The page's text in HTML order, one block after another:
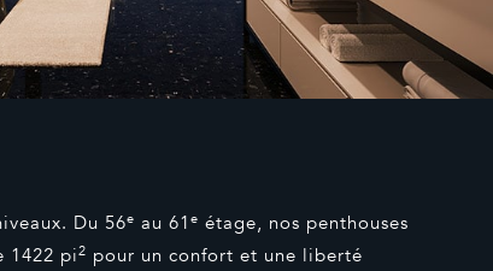
Du 56e au 61 e étage, nos penthouses
1422 pi2 pour un confort et une liberté